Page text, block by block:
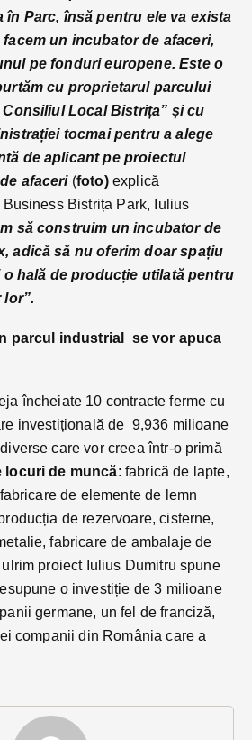
în Parc, însă pentru ele va exista
un incubator de afaceri,
pe fonduri europene. Este o
cu proprietarul parcului
Local Bistrița” și cu
tocmai pentru a alege
de aplicant pe proiectul
afaceri (foto)explică
Bistrița Park, Iulius
să construim un incubator de
adică să nu oferim doar spațiu
hală de producție utilată pentru
parcul industrial se vor apuca
încheiate 10 contracte ferme cu
investițională de 9,936 milioane
care vor creea într-o primă
locuri de muncă: fabrică de lapte,
de elemente de lemn
de rezervoare, cisterne,
fabricare de ambalaje de
proiect Iulius Dumitru spune
o investiție de 3 milioane
germane, un fel de franciză,
companii din România care a